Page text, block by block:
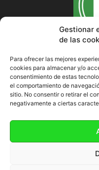
Gestionar
de las
Para ofrecer las mejores
cookies para almacenar y/o
consentimiento de estas
el comportamiento de
sitio. No consentir o retirar el
negativamente a ciertas